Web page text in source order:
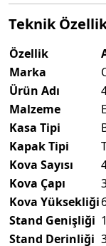
Teknik
Özellik
Marka
Ürün Adı
Malzeme
Kasa Tipi
Kapak Tipi
Kova Sayısı
Kova Çapı
Kova Yüksekliği
Stand Genişliği
Stand Derinliği